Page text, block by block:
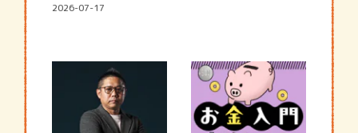
2026-07-17